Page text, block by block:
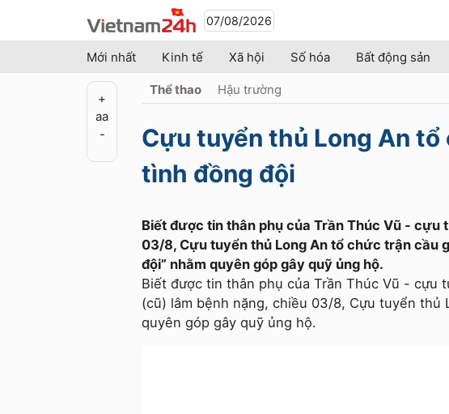
07/08/2026
Mới nhất Kinh tế Xã hội Số hóa Bất động sản
+
aa
-
Thể thao Hậu trường
Cựu tuyển thủ Long An
tình đồng đội
Biết được tin thân phụ của Trần Thúc Vũ - cựu
03/8, Cựu tuyển thủ Long An tổ chức trận cầu
đội” nhằm quyên góp gây quỹ ủng hộ.
Biết được tin thân phụ của Trần Thúc Vũ - cựu
(cũ) lâm bệnh nặng, chiều 03/8, Cựu tuyển thủ
quyên góp gây quỹ ủng hộ.